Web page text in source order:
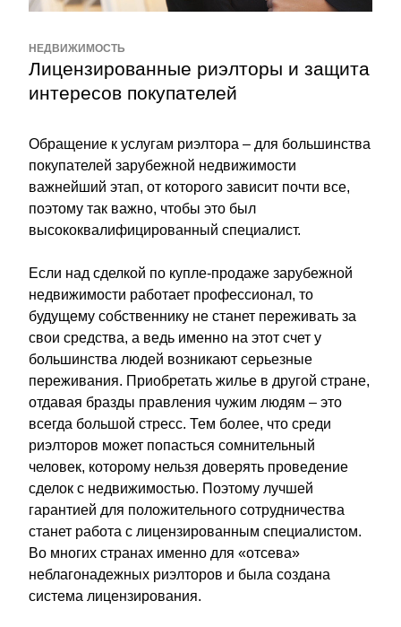
НЕДВИЖИМОСТЬ
Лицензированные риэлторы и защита
интересов покупателей
Обращение к услугам риэлтора – для большинства
покупателей зарубежной недвижимости
важнейший этап, от которого зависит почти все,
поэтому так важно, чтобы это был
высококвалифицированный специалист.
Если над сделкой по купле-продаже зарубежной
недвижимости работает профессионал, то
будущему собственнику не станет переживать за
свои средства, а ведь именно на этот счет у
большинства людей возникают серьезные
переживания. Приобретать жилье в другой стране,
отдавая бразды правления чужим людям – это
всегда большой стресс. Тем более, что среди
риэлторов может попасться сомнительный
человек, которому нельзя доверять проведение
сделок с недвижимостью. Поэтому лучшей
гарантией для положительного сотрудничества
станет работа с лицензированным специалистом.
Во многих странах именно для «отсева»
неблагонадежных риэлторов и была создана
система лицензирования.